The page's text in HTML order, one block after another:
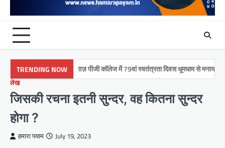
TRENDING NOWमुमताज़ पीजी कॉलेज में 79वां स्वतंत्रता दिवस धूमधाम से मनाया गया
लेख
जिसकी रचना इतनी सुन्दर, वह कितना सुन्दर
होगा ?
हमारा पयाम July 19, 2023